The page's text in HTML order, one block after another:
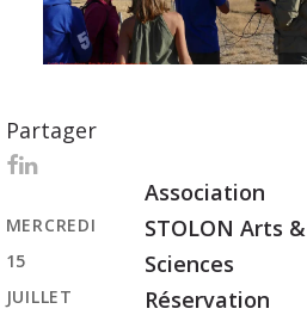
Association
STOLON Arts &
Sciences
Réservation
Partager
MERCREDI
15
JUILLET